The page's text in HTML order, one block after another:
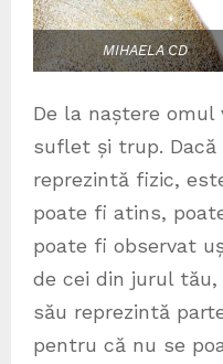
MIHAELA CD
De la naștere omul
suflet și trup.
reprezintă fizic,
poate fi atins,
poate fi observat
de cei din jurul
său reprezintă
pentru că nu se